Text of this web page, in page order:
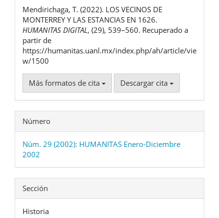
artículo
Mendirichaga, T. (2022). LOS VECINOS DE
MONTERREY Y LAS ESTANCIAS EN 1626.
HUMANITAS DIGITAL, (29), 539–560. Recuperado a
partir de
https://humanitas.uanl.mx/index.php/ah/article/vie
w/1500
Más formatos de cita Descargar cita
Número
Núm. 29 (2002): HUMANITAS Enero-Diciembre
2002
Sección
Historia